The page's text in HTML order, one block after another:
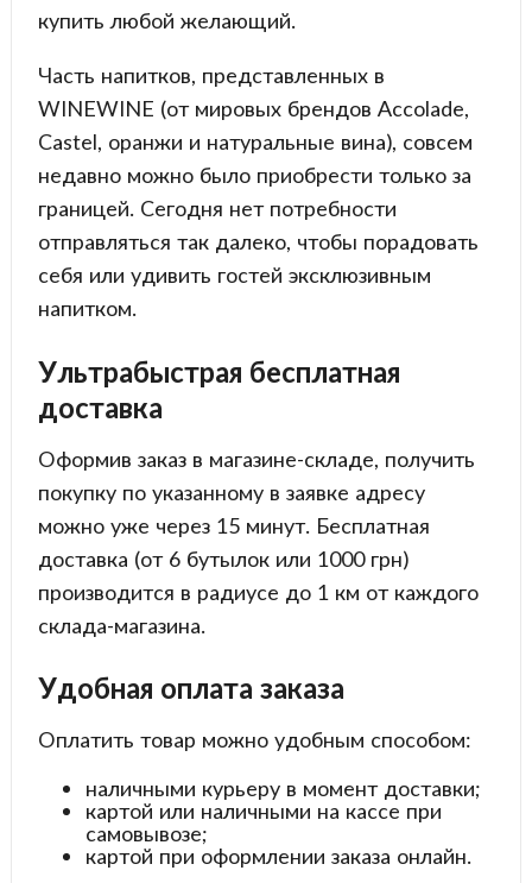
купить любой желающий.
Часть напитков, представленных в
WINEWINE (от мировых брендов Accolade,
Castel, оранжи и натуральные вина), совсем
недавно можно было приобрести только за
границей. Сегодня нет потребности
отправляться так далеко, чтобы порадовать
себя или удивить гостей эксклюзивным
напитком.
Ультрабыстрая бесплатная
доставка
Оформив заказ в магазине-складе, получить
покупку по указанному в заявке адресу
можно уже через 15 минут. Бесплатная
доставка (от 6 бутылок или 1000 грн)
производится в радиусе до 1 км от каждого
склада-магазина.
Удобная оплата заказа
Оплатить товар можно удобным способом:
наличными курьеру в момент доставки;
картой или наличными на кассе при
самовывозе;
картой при оформлении заказа онлайн.